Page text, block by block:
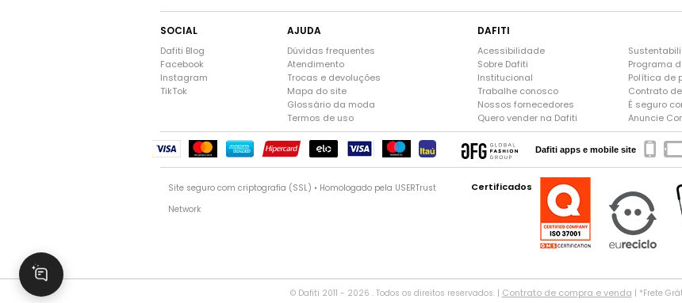
SOCIAL
Dafiti Blog
Facebook
Instagram
TikTok
AJUDA
Dúvidas frequentes
Atendimento
Trocas e devoluções
Mapa do site
Glossário da moda
Termos de uso
DAFITI
Acessibilidade
Sobre Dafiti
Institucional
Trabalhe conosco
Nossos fornecedores
Quero vender na Dafiti
Programa
Política de
Contrato
É seguro
Anuncie
Dafiti apps e mobile site
Site seguro com criptografia (SSL) • Homologado pela USERTrust
Network
Certificados
© Dafiti 2011 - 2026 . Todos os direitos reservados. | Contrato de compra e venda | *Frete